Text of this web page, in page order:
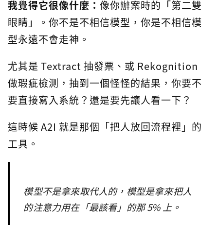
我覺得它很像什麼： 像你辦案時的「第二雙
眼睛」。你不是不相信模型，你是不相信模
型永遠不會走神。
尤其是 Textract 抽發票、或 Rekognition
做瑕疵檢測，抽到一個怪怪的結果，你要不
要直接寫入系統？還是要先讓人看一下？
這時候 A2I 就是那個「把人放回流程裡」的
工具。
模型不是拿來取代人的，模型是拿來把人
的注意力用在「最該看」的那 5% 上。